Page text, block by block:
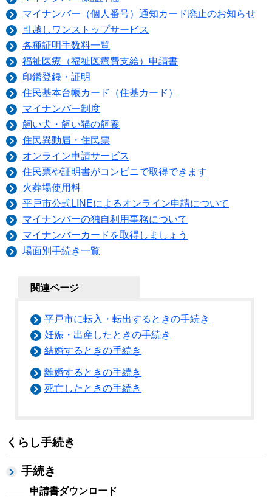
くらし手続き
手続き
申請書ダウンロード
マイナンバー（個人番号）通知カード廃止のお知らせ
引越しワンストップサービス
各種証明手数料一覧
福祉医療（福祉医療費支給）申請書
印鑑登録・証明
住民基本台帳カード（住基カード）
マイナンバー制度
飼い犬・飼い猫の飼養
住民異動届・住民票
オンライン申請サービス
住民票や証明書がコンビニで取得できます
火葬場使用料
平戸市公式LINEによるオンライン申請について
マイナンバーの独自利用事務について
マイナンバーカードを取得しましょう
場面別手続き一覧
関連ページ
平戸市に転入・転出するときの手続き
妊娠・出産したときの手続き
結婚するときの手続き
離婚するときの手続き
死亡したときの手続き